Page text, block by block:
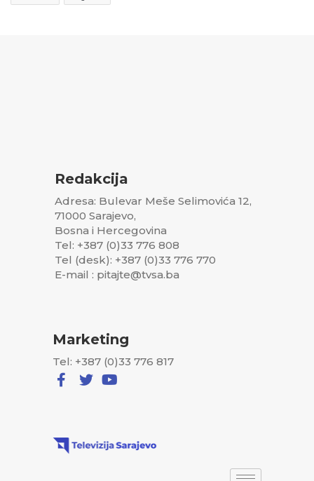
Redakcija
Adresa: Bulevar Meše Selimovića 12,
71000 Sarajevo,
Bosna i Hercegovina
Tel: +387 (0)33 776 808
Tel (desk): +387 (0)33 776 770
E-mail : pitajte@tvsa.ba
Marketing
Tel: +387 (0)33 776 817